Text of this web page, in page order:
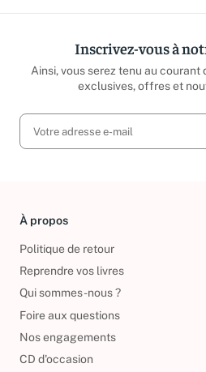
Inscrivez-vous à
Ainsi, vous serez tenu au courant
exclusives, offres et
À propos
Politique de retour
Reprendre vos livres
Qui sommes-nous ?
Foire aux questions
Nos engagements
CD d'occasion